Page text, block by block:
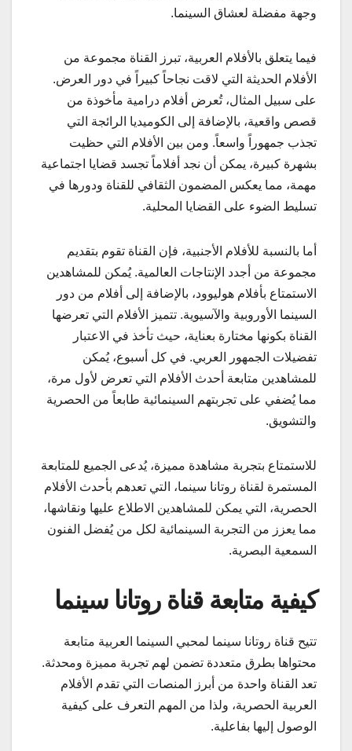
وجهة مفضلة لعشاق السينما.
فيما يتعلق بالأفلام العربية، تبرز القناة مجموعة من
الأفلام الحديثة التي لاقت نجاحاً كبيراً في دور العرض.
على سبيل المثال، تُعرض أفلام درامية مأخوذة من
قصص واقعية، بالإضافة إلى الكوميديا الرائجة التي
تجذب جمهوراً واسعاً. ومن بين الأفلام التي حظيت
بشهرة كبيرة، يمكن أن نجد أفلاماً تجسد قضايا اجتماعية
مهمة، مما يعكس المضمون الثقافي للقناة ودورها في
تسليط الضوء على القضايا المحلية.
أما بالنسبة للأفلام الأجنبية، فإن القناة تقوم بتقديم
مجموعة من أجدد الإنتاجات العالمية. يُمكن للمشاهدين
الاستمتاع بأفلام هوليوود، بالإضافة إلى أفلام من دور
السينما الأوروبية والآسيوية. تتميز الأفلام التي تعرضها
القناة بكونها مختارة بعناية، حيث تأخذ في الاعتبار
تفضيلات الجمهور العربي. في كل أسبوع، يُمكن
للمشاهدين متابعة أحدث الأفلام التي تعرض لأول مرة،
مما يُضفي على تجربتهم السينمائية طابعاً من الحصرية
والتشويق.
للاستمتاع بتجربة مشاهدة مميزة، يُدعى الجميع للمتابعة
المستمرة لقناة روتانا سينما، التي تعدهم بأحدث الأفلام
الحصرية، التي يمكن للمشاهدين الاطلاع عليها ونقاشها،
مما يعزز من التجربة السينمائية لكل من يُفضل الفنون
السمعية البصرية.
كيفية متابعة قناة روتانا سينما
تتيح قناة روتانا سينما لمحبي السينما العربية متابعة
محتواها بطرق متعددة تضمن لهم تجربة مميزة ومحدثة.
تعد القناة واحدة من أبرز المنصات التي تقدم الأفلام
العربية الحصرية، ولذا من المهم التعرف على كيفية
الوصول إليها بفاعلية.